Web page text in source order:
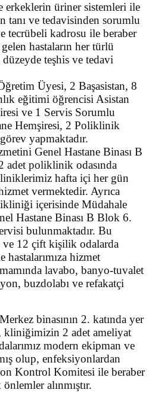
üriner sistemleri ile
tanı ve tedavisinden sorumlu
tecrübeli kadrosu ile beraber
hastaların her türlü
teşhis ve tedavi
Üyesi, 2 Başasistan, 8
eğitimi öğrencisi Asistan
ve 1 Servis Sorumlu
Hemşiresi, 2 Poliklinik
yapmaktadır.
Genel Hastane Binası B
adet poliklinik odasında
hafta içi her gün
vermektedir. Ayrıca
içerisinde Müdahale
Hastane Binası B Blok 6.
bulunmaktadır. Bu
12 çift kişilik odalarda
hastalarımıza hizmet
lavabo, banyo-tuvalet
buzdolabı ve refakatçi
binasının 2. katında yer
kliniğimizin 2 adet ameliyat
modern ekipman ve
olup, enfeksiyonlardan
Kontrol Komitesi ile beraber
alınmıştır.